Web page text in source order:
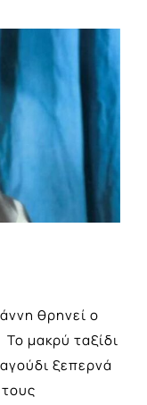
θρηνεί ο
μακρύ ταξίδι
ξεπερνά